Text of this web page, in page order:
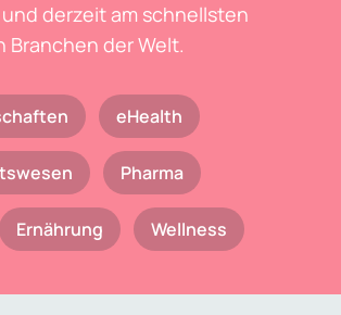
derzeit am schnellsten
Branchen der Welt.
eHealth
Pharma
Ernährung Wellness